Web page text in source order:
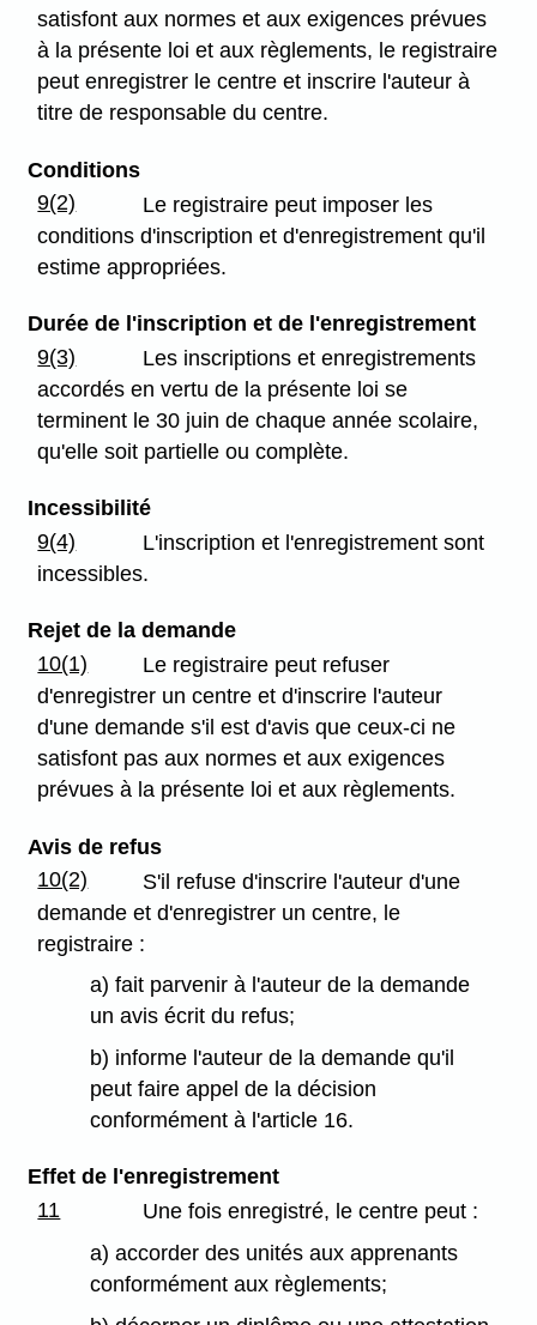
satisfont aux normes et aux exigences prévues
à la présente loi et aux règlements, le registraire
peut enregistrer le centre et inscrire l'auteur à
titre de responsable du centre.
Conditions
9(2)
Le registraire peut imposer les
conditions d'inscription et d'enregistrement qu'il
estime appropriées.
Durée de l'inscription et de l'enregistrement
9(3)
Les inscriptions et enregistrements
accordés en vertu de la présente loi se
terminent le 30 juin de chaque année scolaire,
qu'elle soit partielle ou complète.
Incessibilité
9(4)
L'inscription et l'enregistrement sont
incessibles.
Rejet de la demande
10(1)
Le registraire peut refuser
d'enregistrer un centre et d'inscrire l'auteur
d'une demande s'il est d'avis que ceux-ci ne
satisfont pas aux normes et aux exigences
prévues à la présente loi et aux règlements.
Avis de refus
10(2)
S'il refuse d'inscrire l'auteur d'une
demande et d'enregistrer un centre, le
registraire :
a) fait parvenir à l'auteur de la demande
un avis écrit du refus;
b) informe l'auteur de la demande qu'il
peut faire appel de la décision
conformément à l'article 16.
Effet de l'enregistrement
11
Une fois enregistré, le centre peut :
a) accorder des unités aux apprenants
conformément aux règlements;